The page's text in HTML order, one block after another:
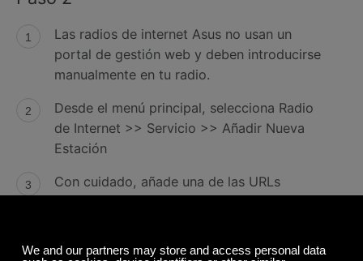
Las radios de internet Asus no usan un
portal de gestión web y deben introducirse
manualmente en tu radio.
Desde el menú principal, selecciona Radio
de Internet >> Servicio >> Añadir Nueva
Estación
Con cuidado, añade una de las URLs
de usuario para ver cómo hacer esto).